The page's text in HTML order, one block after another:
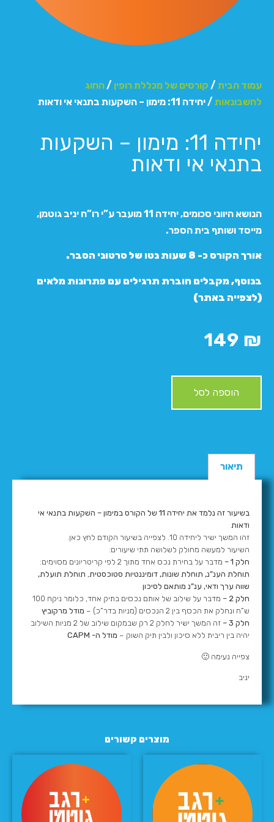
עמוד הבית / קורסים של מכללת רופין /החוג
לחשבונאות / יחידה 11: מימון – השקעות בתנאי אי ודאות
יחידה 11: מימון – השקעות
בתנאי אי ודאות
הנושא היווני סכומים, יחידה 11 מועבר ע”י רו”ח יניב גוטמן,
מייסד ושותף בית הספר.
אורך הקורס כ- 8 שעות נטו של סרטוני הסבר.
בנוסף, מקבלים חוברת תרגילים עם פתרונות מלאים
(לצפייה באתר)
149 ₪
הוספה לסל
מוצרים קשורים
תיאור
בשיעור זה נלמד את יחידה 11 של הקורס במימון – השקעות בתנאי אי
ודאות
זהו המשך ישיר ליחידה 10. לצפייה בשיעור הקודם לחץ כאן.
השיעור למעשה מחולק לשלושה תתי שיעורים:
חלק 1 –
מדבר על בחירת נכס אחד מתוך 2 לפי קריטריונים מסוימים:
תוחלת הענ”נ, תוחלת שונות, דומיננטיות סטוכסטית, תוחלת תועלת,
שווה ערך ודאי, ענ”נ מותאם לסיכון
חלק 2 –
מדבר על שילוב של אותם נכסים בתיק אחד, כלומר ניקח 100
ש”ח ונחלק את הכסף בין 2 הנכסים (מניות בדר”כ) –
מודל מרקוביץ
חלק 3 –
זה המשך ישיר לחלק 2 רק שבמקום שילוב של 2 מניות השילוב
יהיה בין ריבית ללא סיכון ולבין תיק השוק – מודל ה- CAPM
צפייה נעימה 🙂
יניב